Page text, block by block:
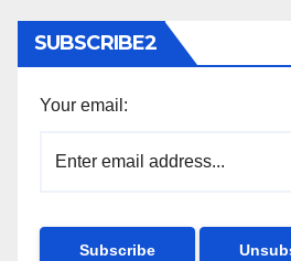
SUBSCRIBE2
Your email: